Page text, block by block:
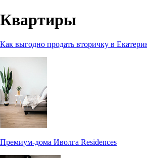
Квартиры
Как выгодно продать вторичку в
Премиум-дома Иволга Residences